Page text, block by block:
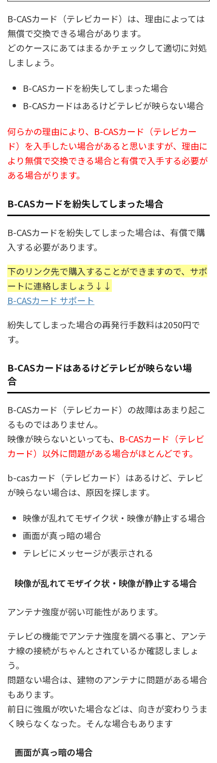
B-CASカード（テレビカード）は、理由によっては
無償で交換できる場合があります。
どのケースにあてはまるかチェックして適切に対処
しましょう。
B-CASカードを紛失してしまった場合
B-CASカードはあるけどテレビが映らない場合
何らかの理由により、B-CASカード（テレビカー
ド）を入手したい場合があると思いますが、理由に
より無償で交換できる場合と有償で入手する必要が
ある場合がります。
B-CASカードを紛失してしまった場合
B-CASカードを紛失してしまった場合は、有償で購
入する必要があります。
下のリンク先で購入することができますので、サポ
ートに連絡しましょう↓↓
B-CASカード サポート
紛失してしまった場合の再発行手数料は2050円で
す。
B-CASカードはあるけどテレビが映らない場
合
B-CASカード（テレビカード）の故障はあまり起こ
るものではありません。
映像が映らないといっても、 B-CASカード（テレビ
カード）以外に問題がある場合がほとんどです。
b-casカード（テレビカード）はあるけど、テレビ
が映らない場合は、原因を探します。
映像が乱れてモザイク状・映像が静止する場合
画面が真っ暗の場合
テレビにメッセージが表示される
映像が乱れてモザイク状・映像が静止する場合
アンテナ強度が弱い可能性があります。
テレビの機能でアンテナ強度を調べる事と、アンテ
ナ線の接続がちゃんとされているか確認しましょ
う。
問題ない場合は、建物のアンテナに問題がある場合
もあります。
前日に強風が吹いた場合などは、向きが変わりうま
く映らなくなった。そんな場合もあります
画面が真っ暗の場合